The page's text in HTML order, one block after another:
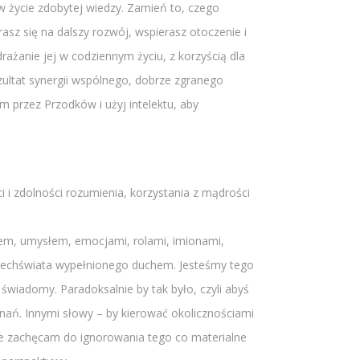
życie zdobytej wiedzy. Zamień to, czego
się na dalszy rozwój, wspierasz otoczenie i
jej w codziennym życiu, z korzyścią dla
synergii wspólnego, dobrze zgranego
przez Przodków i użyj intelektu, aby
zdolności rozumienia, korzystania z mądrości
umysłem, emocjami, rolami, imionami,
wypełnionego duchem. Jesteśmy tego
Paradoksalnie by tak było, czyli abyś
Innymi słowy – by kierować okolicznościami
zachęcam do ignorowania tego co materialne